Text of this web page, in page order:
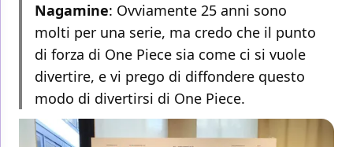
Nagamine: Ovviamente 25 anni sono
molti per una serie, ma credo che il punto
di forza di One Piece sia come ci si vuole
divertire, e vi prego di diffondere questo
modo di divertirsi di One Piece.